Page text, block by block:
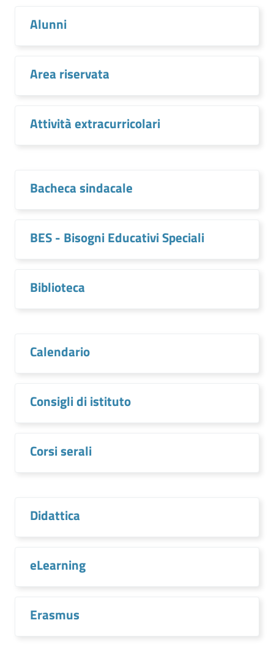
Alunni
Area riservata
Attività extracurricolari
Bacheca sindacale
BES - Bisogni Educativi Speciali
Biblioteca
Calendario
Consigli di istituto
Corsi serali
Didattica
eLearning
Erasmus